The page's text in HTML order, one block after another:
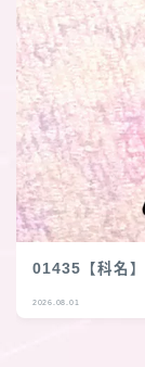
01435【科名
2026.08.01